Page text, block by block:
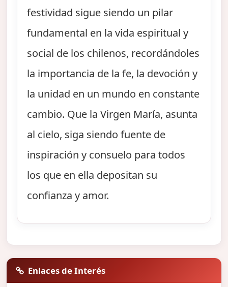
festividad sigue siendo un pilar
fundamental en la vida espiritual y
social de los chilenos, recordándoles
la importancia de la fe, la devoción y
la unidad en un mundo en constante
cambio. Que la Virgen María, asunta
al cielo, siga siendo fuente de
inspiración y consuelo para todos
los que en ella depositan su
confianza y amor.
Enlaces de Interés